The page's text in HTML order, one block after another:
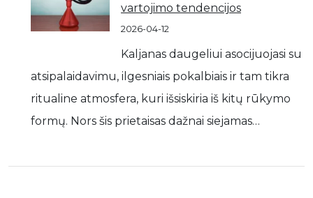
vartojimo tendencijos
2026-04-12
Kaljanas daugeliui asocijuojasi su
atsipalaidavimu, ilgesniais pokalbiais ir tam tikra
ritualine atmosfera, kuri išsiskiria iš kitų rūkymo
formų. Nors šis prietaisas dažnai siejamas…